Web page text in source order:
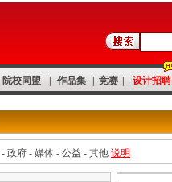
院校同盟 作品集 竞赛 设计招聘
- 政府 - 媒体 - 公益 - 其他 说明